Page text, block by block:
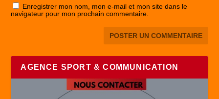
Enregistrer mon nom, mon e-mail et mon site dans le
navigateur pour mon prochain commentaire.
AGENCE SPORT & COMMUNICATION